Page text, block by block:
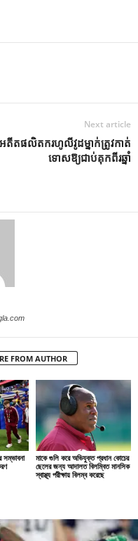
Next article
អតីត​ផលិតករ​ហូលីវូដ​ម្នាក់​ត្រូវ​កាត់​
ទោស​ឱ្យ​ជាប់​គុក​ពីរ​ឆ្នាំ
FROM AUTHOR
সম্ভাবনা
মাকে গুলি করে অভিযুক্ত প্রধান কোচের
ছেলের জন্য আদালত বিলম্বিত মানসিক
স্বাস্থ্য পরীক্ষায় বিলম্ব করেছে